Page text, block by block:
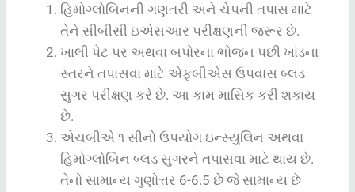
હિમોગ્લોબિનની ગણતરી અને ચેપની તપાસ માટે
તેને સીબીસી ઇએસઆર પરીક્ષણની જરૂર છે.
ખાલી પેટ પર અથવા બપોરના ભોજન પછી ખાંડના
સ્તરને તપાસવા માટે એફબીએસ ઉપવાસ બ્લડ
સુગર પરીક્ષણ કરે છે. આ કામ માસિક કરી શકાય
છે.
એચબીએ ૧ સીનો ઉપયોગ ઇન્સ્યુલિન અથવા
હિમોગ્લોબિન બ્લડ સુગરને તપાસવા માટે થાય છે.
તેનો સામાન્ય ગુણોત્તર 6-6.5 છે જે સામાન્ય છે